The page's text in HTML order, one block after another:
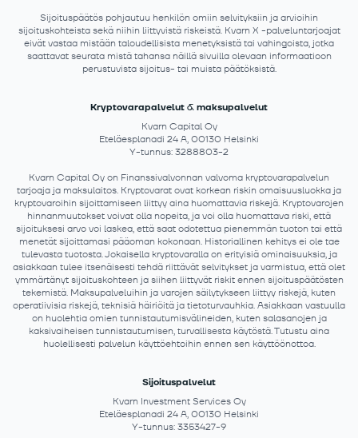
Sijoituspäätös pohjautuu henkilön omiin selvityksiin ja arvioihin
sijoituskohteista sekä niihin liittyvistä riskeistä. Kvarn X -palveluntarjoajat
eivät vastaa mistään taloudellisista menetyksistä tai vahingoista, jotka
saattavat seurata mistä tahansa näillä sivuilla olevaan informaatioon
perustuvista sijoitus- tai muista päätöksistä.
Kryptovarapalvelut & maksupalvelut
Kvarn Capital Oy
Eteläesplanadi 24 A, 00130 Helsinki
Y-tunnus: 3288803-2
Kvarn Capital Oy on Finanssivalvonnan valvoma kryptovarapalvelun
tarjoaja ja maksulaitos. Kryptovarat ovat korkean riskin omaisuusluokka ja
kryptovaroihin sijoittamiseen liittyy aina huomattavia riskejä. Kryptovarojen
hinnanmuutokset voivat olla nopeita, ja voi olla huomattava riski, että
sijoituksesi arvo voi laskea, että saat odotettua pienemmän tuoton tai että
menetät sijoittamasi pääoman kokonaan. Historiallinen kehitys ei ole tae
tulevasta tuotosta. Jokaisella kryptovaralla on erityisiä ominaisuuksia, ja
asiakkaan tulee itsenäisesti tehdä riittävät selvitykset ja varmistua, että olet
ymmärtänyt sijoituskohteen ja siihen liittyvät riskit ennen sijoituspäätösten
tekemistä. Maksupalveluihin ja varojen säilytykseen liittyy riskejä, kuten
operatiivisia riskejä, teknisiä häiriöitä ja tietoturvauhkia. Asiakkaan vastuulla
on huolehtia omien tunnistautumisvälineiden, kuten salasanojen ja
kaksivaiheisen tunnistautumisen, turvallisesta käytöstä. Tutustu aina
huolellisesti palvelun käyttöehtoihin ennen sen käyttöönottoa.
Sijoituspalvelut
Kvarn Investment Services Oy
Eteläesplanadi 24 A, 00130 Helsinki
Y-tunnus: 3353427-9